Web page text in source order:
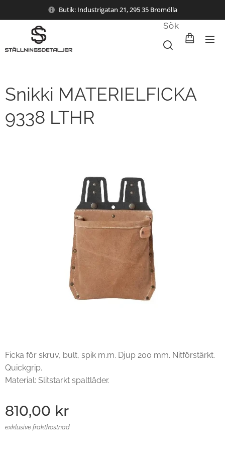
Butik: Industrigatan 21, 295 35 Bromölla
Sök
Snikki MATERIELFICKA
9338 LTHR
Ficka för skruv, bult, spik m.m. Djup 200 mm. Nitförstärkt.
Quickgrip.
Material: Slitstarkt spaltläder.
810,00 kr
exklusive fraktkostnad